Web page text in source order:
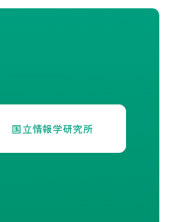
国立情報学研究所